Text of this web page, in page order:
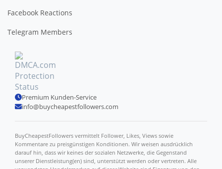
Facebook Reactions
Telegram Members
Premium Kunden-Service
info@buycheapestfollowers.com
BuyCheapestFollowers vermittelt Follower, Likes, Views sowie
Kommentare zu preisgünstigen Konditionen. Wir weisen ausdrücklich
darauf hin, dass wir keines der sozialen Netzwerke, die Gegenstand
unserer Dienstleistung(en) sind, unterstützt werden oder vertreten. Alle